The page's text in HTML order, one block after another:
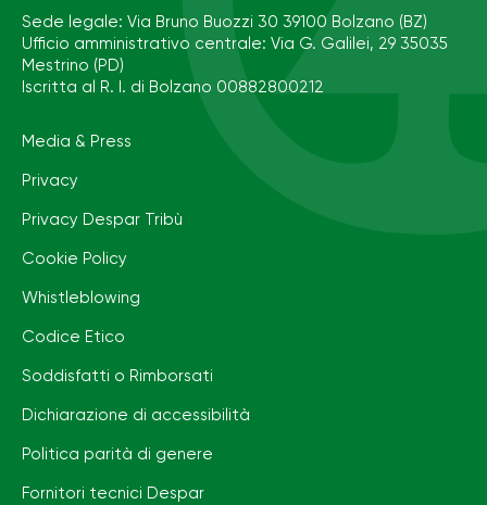
Sede legale: Via Bruno Buozzi 30 39100 Bolzano (BZ)
Ufficio amministrativo centrale: Via G. Galilei, 29 35035
Mestrino (PD)
Iscritta al R. I. di Bolzano 00882800212
Media & Press
Privacy
Privacy Despar Tribù
Cookie Policy
Whistleblowing
Codice Etico
Soddisfatti o Rimborsati
Dichiarazione di accessibilità
Politica parità di genere
Fornitori tecnici Despar